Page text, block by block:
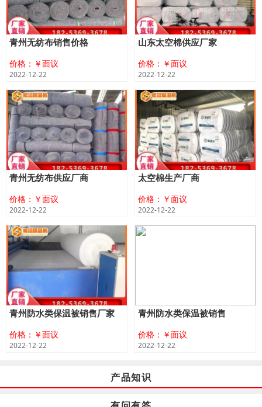
青州无纺布销售价格
价格：￥面议
2022-12-22
山东太空棉供应厂家
价格：￥面议
2022-12-22
青州无纺布供应厂商
价格：￥面议
2022-12-22
太空棉生产厂商
价格：￥面议
2022-12-22
青州防水类保温被销售厂家
价格：￥面议
2022-12-22
青州防水类保温被销售
价格：￥面议
2022-12-22
产品知识